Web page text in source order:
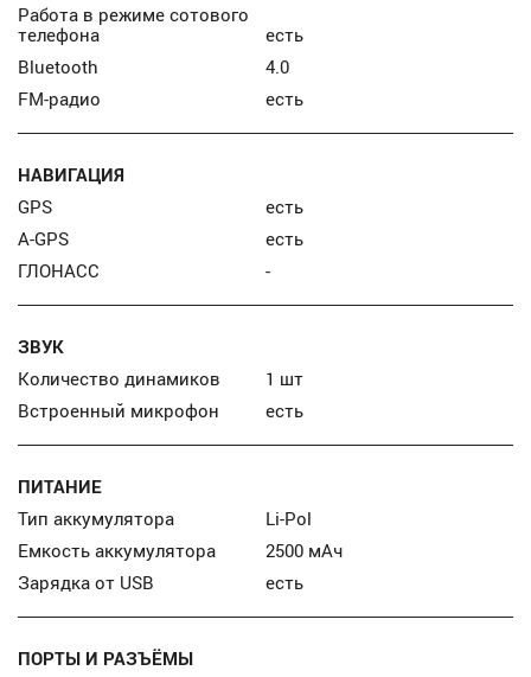
Работа в режиме сотового
телефона
есть
Bluetooth
4.0
FM-радио
есть
НАВИГАЦИЯ
GPS
есть
A-GPS
есть
ГЛОНАСС
-
ЗВУК
Количество динамиков
1 шт
Встроенный микрофон
есть
ПИТАНИЕ
Тип аккумулятора
Li-Pol
Емкость аккумулятора
2500 мАч
Зарядка от USB
есть
ПОРТЫ И РАЗЪЁМЫ